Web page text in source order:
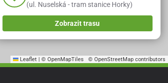
Leaflet © OpenMapTiles © OpenStreetMap contributors
(ul. Nuselská - tram stanice Horky)
Zobrazit trasu